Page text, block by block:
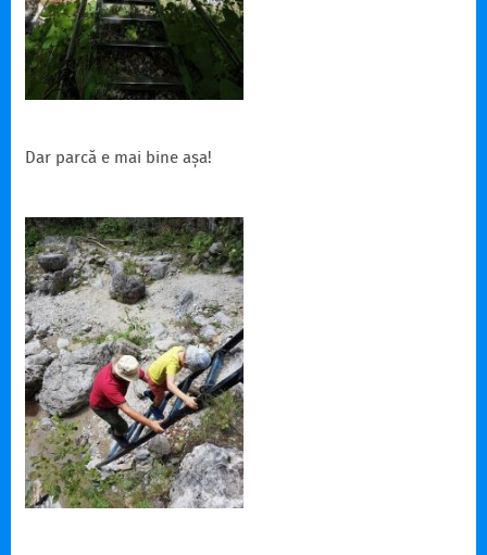
Dar parcă e mai bine așa!